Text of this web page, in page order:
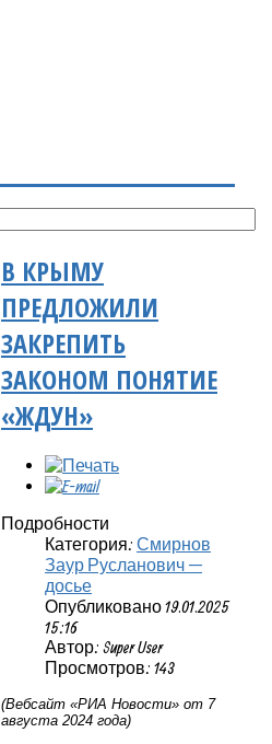
В КРЫМУ
ПРЕДЛОЖИЛИ
ЗАКРЕПИТЬ
ЗАКОНОМ ПОНЯТИЕ
«ЖДУН»
Подробности
Категория: Смирнов
Заур Русланович —
досье
Опубликовано 19.01.2025
15:16
Автор: Super User
Просмотров: 143
(Вебсайт «РИА Новости» от 7
августа 2024 года)